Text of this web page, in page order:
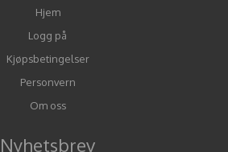
Hjem
Logg på
Kjøpsbetingelser
Personvern
Om oss
Nyhetsbrev